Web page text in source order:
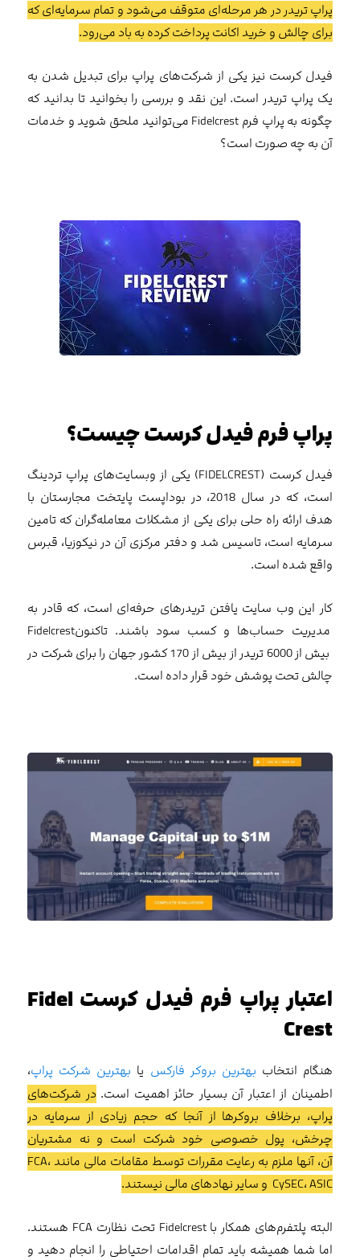
پراپ تریدر در هر مرحله‌ای متوقف می‌شود و تمام سرمایه‌ای که
برای چالش و خرید اکانت پرداخت کرده به باد می‌رود.
فیدل کرست نیز یکی از شرکت‌های پراپ برای تبدیل شدن به
یک پراپ تریدر است. این نقد و بررسی را بخوانید تا بدانید که
چگونه به پراپ فرم Fidelcrest می‌توانید ملحق شوید و خدمات
آن به چه صورت است؟
پراپ فرم فیدل کرست چیست؟
فیدل کرست (FIDELCREST) یکی از وبسایت‌های پراپ تردینگ
است، که در سال 2018، در بوداپست پایتخت مجارستان با
هدف ارائه راه حلی برای یکی از مشکلات معامله‌گران که تامین
سرمایه است، تاسیس شد و دفتر مرکزی آن در نیکوزیا، قبرس
واقع شده است.
کار این وب سایت یافتن تریدرهای حرفه‌ای است، که قادر به
مدیریت حساب‌ها و کسب سود باشند. تاکنونFidelcrest
بیش از 6000 تریدر از بیش از 170 کشور جهان را برای شرکت در
چالش تحت پوشش خود قرار داده است.
اعتبار پراپ فرم فیدل کرست Fidel
Crest
هنگام انتخاب بهترین بروکر فارکس یا بهترین شرکت پراپ،
اطمینان از اعتبار آن بسیار حائز اهمیت است. در شرکت‌های
پراپ، برخلاف بروکرها از آنجا که حجم زیادی از سرمایه در
چرخش، پول خصوصی خود شرکت است و نه مشتریان
آن، آنها ملزم به رعایت مقررات توسط مقامات مالی مانند FCA،
CySEC، ASIC و سایر نهادهای مالی نیستند.
البته پلتفرم‌های همکار با Fidelcrest تحت نظارت FCA هستند.
اما شما همیشه باید تمام اقدامات احتیاطی را انجام دهید و